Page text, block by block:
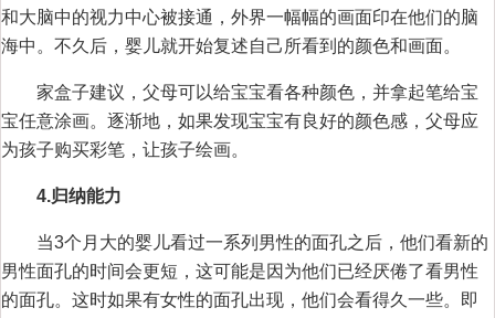
和大脑中的视力中心被接通，外界一幅幅的画面印在他们的脑
海中。不久后，婴儿就开始复述自己所看到的颜色和画面。
家盒子建议，父母可以给宝宝看各种颜色，并拿起笔给宝
宝任意涂画。逐渐地，如果发现宝宝有良好的颜色感，父母应
为孩子购买彩笔，让孩子绘画。
4.归纳能力
当3个月大的婴儿看过一系列男性的面孔之后，他们看新的
男性面孔的时间会更短，这可能是因为他们已经厌倦了看男性
的面孔。这时如果有女性的面孔出现，他们会看得久一些。即